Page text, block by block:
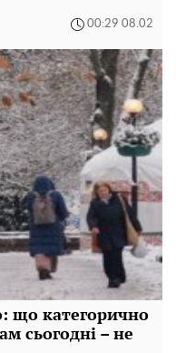
00:29 08.02
що категорично
сьогодні – не